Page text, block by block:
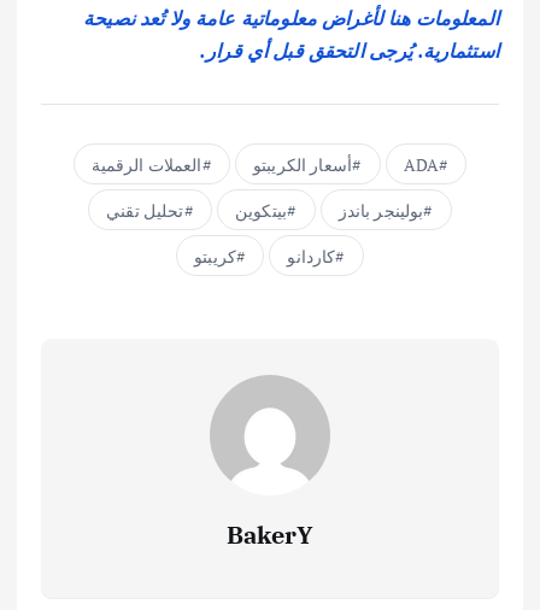
المعلومات هنا لأغراض معلوماتية عامة ولا تُعد نصيحة
استثمارية. يُرجى التحقق قبل أي قرار.
ADA أسعار الكريبتو
العملات الرقمية
بولينجر باندز
بيتكوين
تحليل تقني
كاردانو
كريبتو
BakerY